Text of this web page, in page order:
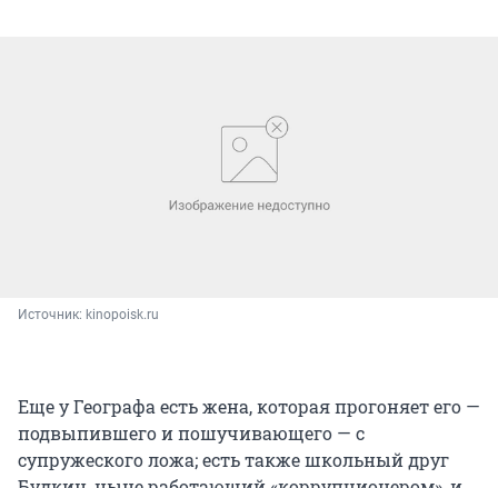
Источник: kinopoisk.ru
Еще у Географа есть жена, которая прогоняет его —
подвыпившего и пошучивающего — с
супружеского ложа; есть также школьный друг